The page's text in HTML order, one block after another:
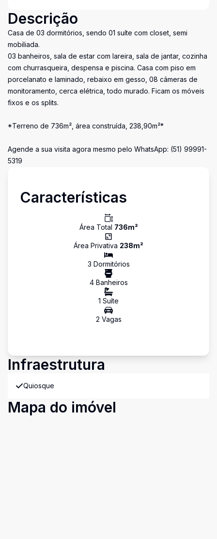
Descrição
Casa de 03 dormitórios, sendo 01 suíte com closet, semi
mobiliada.
03 banheiros, sala de estar com lareira, sala de jantar, cozinha
com churrasqueira, despensa e piscina. Casa com piso em
porcelanato e laminado, rebaixo em gesso, 08 câmeras de
monitoramento, cerca elétrica, todo murado. Ficam os móveis
fixos e os splits.
*Terreno de 736m², área construída, 238,90m²*
Agende a sua visita agora mesmo pelo WhatsApp: (51) 99991-
5319
Características
Área Total 736m²
Área Privativa 238m²
3 Dormitórios
4Banheiros
1 Suíte
2 Vagas
Infraestrutura
Quiosque
Mapa do imóvel